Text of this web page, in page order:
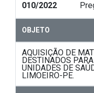
010/2022
OBJETO
AQUISIÇÃO DE
DESTINADOS
UNIDADES DE
LIMOEIRO-PE.